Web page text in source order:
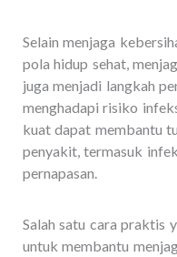
Selain menjaga
pola hidup sehat,
juga menjadi langkah
menghadapi risiko
kuat dapat membantu
penyakit, termasuk
pernapasan.
Salah satu cara praktis
untuk membantu